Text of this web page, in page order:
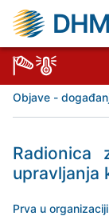
Objave -
Radionica
upravljanja
Prva u